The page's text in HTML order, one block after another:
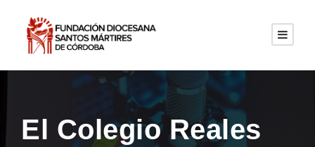
El Colegio Reales